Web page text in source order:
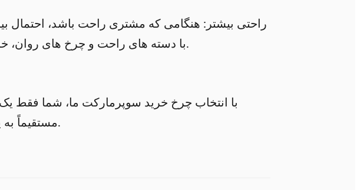
راحتی بیشتر: هنگامی که مشتری راحت باشد، احتمال
با دسته های راحت و چرخ های روان، خستگی را کاهش می دهند و سفرهای خرید طولانی تر را تشویق می کنند.
با انتخاب چرخ خرید سوپرمارکت ما، شما فقط
مستقیماً به یک تجربه خرید مثبت تر و یک ارزش تراکنش متوسط ​​بالاتر کمک می کند.